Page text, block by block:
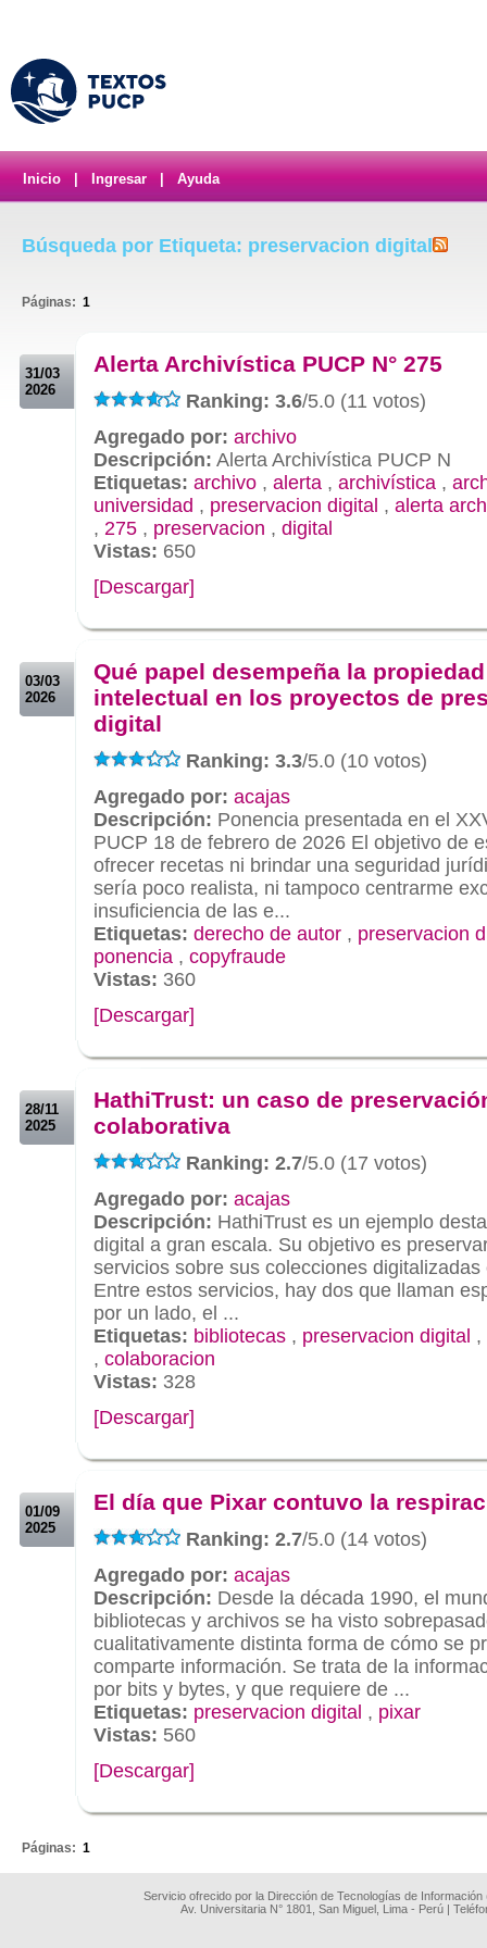
Inicio Ingresar Ayuda
Búsqueda por Etiqueta: preservacion digital
Páginas: 1
31/03
2026
Alerta Archivística PUCP N° 275
Ranking: 3.6/5.0 (11 votos)
Agregado por: archivo
Descripción: Alerta Archivística PUCP N
Etiquetas: archivo , alerta , archivística ,
universidad , preservacion digital , alerta
, 275 , preservacion , digital
Vistas: 650
[Descargar]
03/03
2026
Qué papel desempeña la propiedad
intelectual en los proyectos de
digital
Ranking: 3.3/5.0 (10 votos)
Agregado por: acajas
Descripción: Ponencia presentada en el
PUCP 18 de febrero de 2026 El objetivo de
ofrecer recetas ni brindar una seguridad
sería poco realista, ni tampoco centrarme
insuficiencia de las e...
Etiquetas: derecho de autor , preservacion
ponencia , copyfraude
Vistas: 360
[Descargar]
28/11
2025
HathiTrust: un caso de
colaborativa
Ranking: 2.7/5.0 (17 votos)
Agregado por: acajas
Descripción: HathiTrust es un ejemplo
digital a gran escala. Su objetivo es
servicios sobre sus colecciones
Entre estos servicios, hay dos que llaman
por un lado, el ...
Etiquetas: bibliotecas , preservacion digital ,
, colaboracion
Vistas: 328
[Descargar]
01/09
2025
El día que Pixar contuvo la
Ranking: 2.7/5.0 (14 votos)
Agregado por: acajas
Descripción: Desde la década 1990, el
bibliotecas y archivos se ha visto
cualitativamente distinta forma de cómo se
comparte información. Se trata de la
por bits y bytes, y que requiere de ...
Etiquetas: preservacion digital , pixar
Vistas: 560
[Descargar]
Páginas: 1
Servicio ofrecido por la Dirección de Tecnologías de
Av. Universitaria N° 1801, San Miguel, Lima - Perú |